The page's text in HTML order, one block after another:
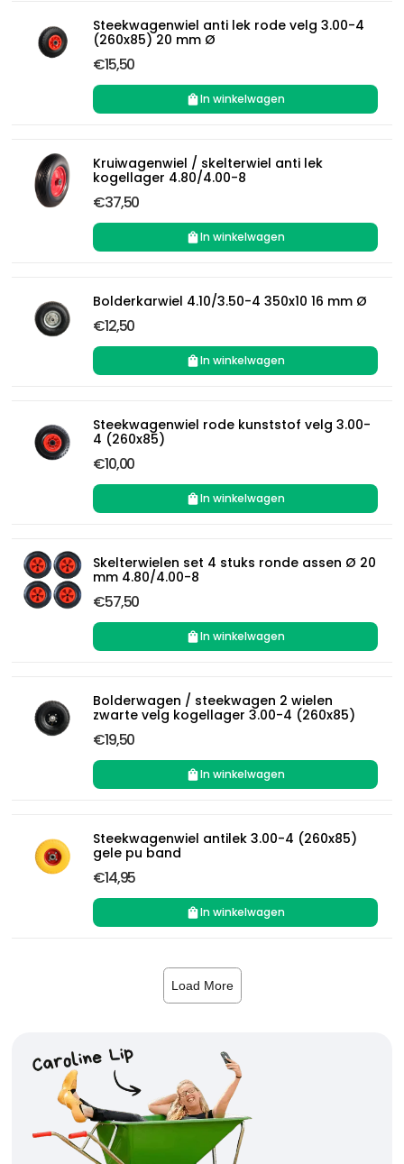
Steekwagenwiel anti lek rode velg 3.00-4
(260x85) 20 mm Ø
€15,50
In winkelwagen
Kruiwagenwiel / skelterwiel anti lek
kogellager 4.80/4.00-8
€37,50
In winkelwagen
Bolderkarwiel 4.10/3.50-4 350x10 16 mm Ø
€12,50
In winkelwagen
Steekwagenwiel rode kunststof velg 3.00-
4 (260x85)
€10,00
In winkelwagen
Skelterwielen set 4 stuks ronde assen Ø 20
mm 4.80/4.00-8
€57,50
In winkelwagen
Bolderwagen / steekwagen 2 wielen
zwarte velg kogellager 3.00-4 (260x85)
€19,50
In winkelwagen
Steekwagenwiel antilek 3.00-4 (260x85)
gele pu band
€14,95
In winkelwagen
Load More